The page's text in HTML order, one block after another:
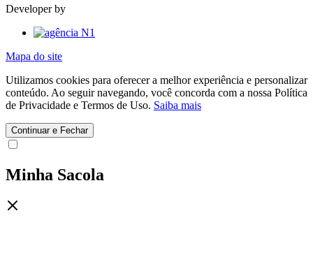
Developer by
Mapa do site
Utilizamos cookies para oferecer a melhor experiência e personalizar
conteúdo. Ao seguir navegando, você concorda com a nossa Política
de Privacidade e Termos de Uso. Saiba mais
Continuar e Fechar
Minha Sacola